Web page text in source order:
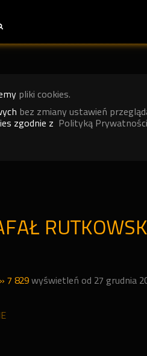
pliki cookies.
bez zmiany ustawień
zgodnie z Polityką
» 7 829wyświetleń od 27 grudnia